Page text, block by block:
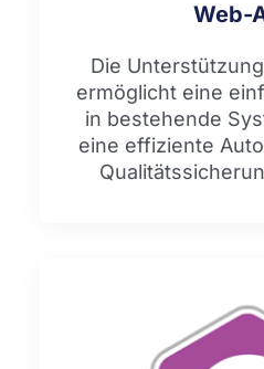
Web-
Die
ermöglicht eine
in bestehende
eine effiziente